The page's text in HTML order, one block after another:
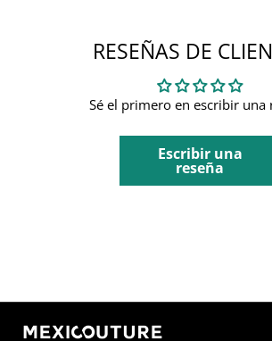
RESEÑAS DE
Sé el primero en escribir una
Escribir una
reseña